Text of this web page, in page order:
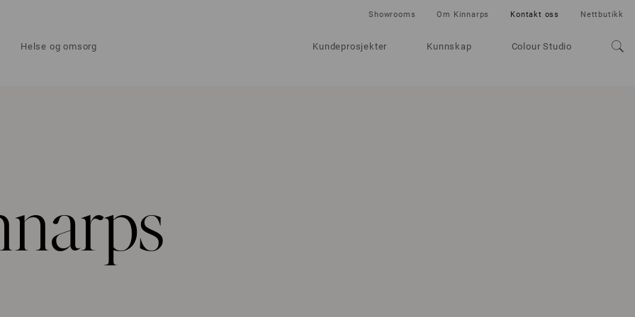
Helse og omsorg Kundeprosjekter Kunnskap Colour Studio
Showrooms Om Kinnarps Kontakt oss Nettbutikk